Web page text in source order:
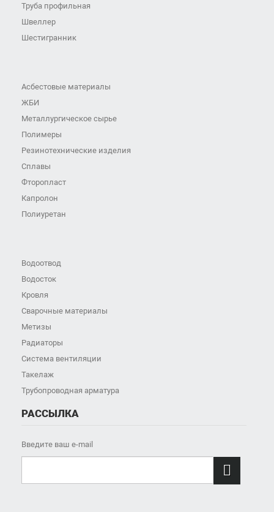
Труба профильная
Швеллер
Шестигранник
Асбестовые материалы
ЖБИ
Металлургическое сырье
Полимеры
Резинотехнические изделия
Сплавы
Фторопласт
Капролон
Полиуретан
Водоотвод
Водосток
Кровля
Сварочные материалы
Метизы
Радиаторы
Система вентиляции
Такелаж
Трубопроводная арматура
РАССЫЛКА
Введите ваш e-mail
